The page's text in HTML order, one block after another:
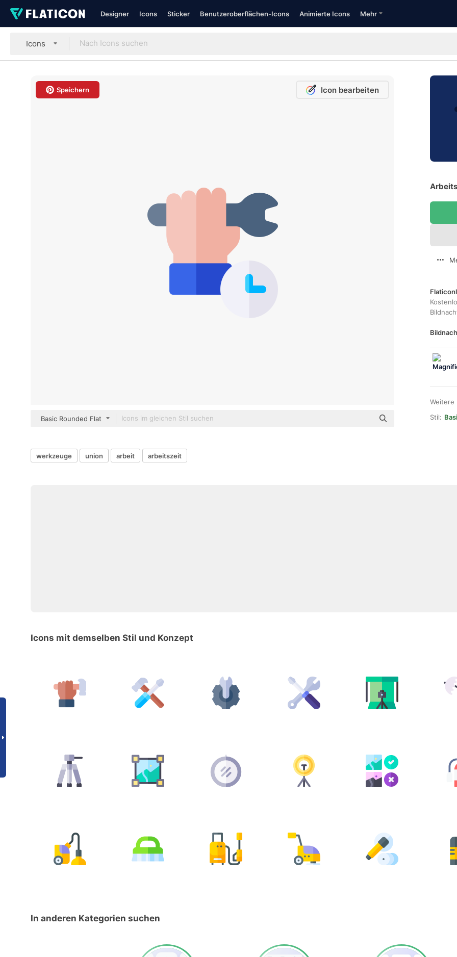
Designer Icons Sticker Benutzeroberflächen-Icons Animierte Icons Mehr
Icons
Speichern Icon bearbeiten
Basic Rounded Flat
Weitere
Stil:
werkzeuge union arbeit arbeitszeit
Icons mit demselben Stil und Konzept
In anderen Kategorien suchen